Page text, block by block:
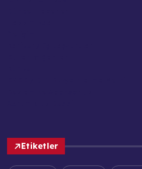
Etiketler